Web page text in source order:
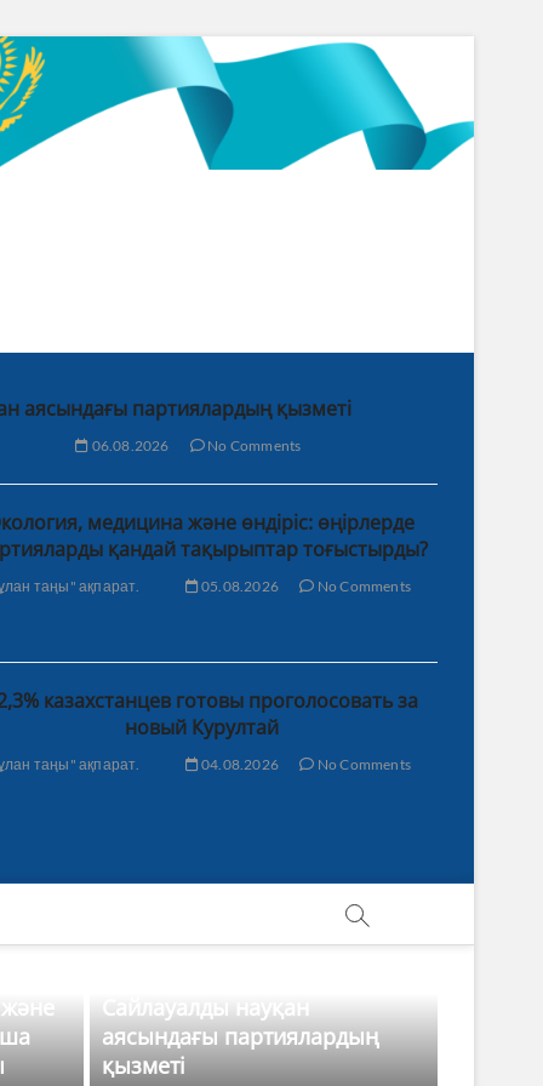
аясындағы партиялардың қызметі
06.08.2026 No Comments
медицина және өндіріс: өңірлерде
қандай тақырыптар тоғыстырды?
таңы" ақпарат. 05.08.2026 No Comments
казахстанцев готовы проголосовать за
новый Курултай
таңы" ақпарат. 04.08.2026 No Comments
Сайлауалды науқан
аясындағы партиялардың
қызметі